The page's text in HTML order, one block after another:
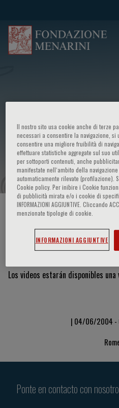
Disfunzione
cardiovascolare -
e nuove prospettive
HOME PAGE / CURSOS Y
Vídeos y
Los videos estarán disponibles
| 04/06/2004
Ponte en contacto con
Il nostro sito usa cookie anche di terze
necessari a consentire la navigazione,
consentire una migliore fruibilità di
effettuare statistiche aggregate sul suo
per sottoporti contenuti, anche
manifestate nell‘ambito della
automaticamente rilevate (profilazione).
Cookie policy. Per inibire i Cookie
di pubblicità mirata e/o i cookie di
INFORMAZIONI AGGIUNTIVE. Cliccando
menzionate tipologie di cookie.
INFORMAZIONI AGGIUNTIVE